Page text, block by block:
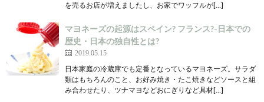
を売るお店が増えましたし、お家でワッフルが[…]
マヨネーズの起源はスペイン? フランス?-日本での
歴史・日本の独自性とは?
2019.05.15
日本家庭の冷蔵庫でも定番となっているマヨネーズ。サラダ
類はもちろんのこと、お好み焼き・たこ焼きなどソースと組
み合わせたり、ツナマヨなどおにぎりなど具材[…]